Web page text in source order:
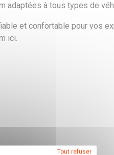
à tous types de
et confortable pour vos
ici.
Tout refuser